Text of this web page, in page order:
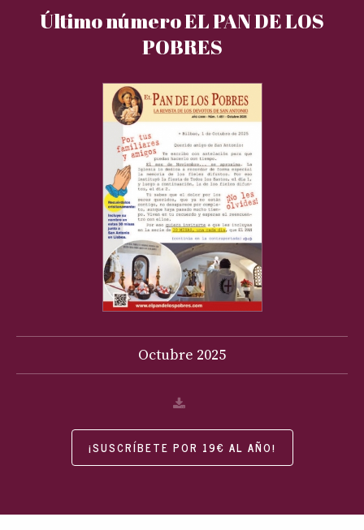
Último número EL PAN DE LOS
POBRES
Octubre 2025
¡SUSCRÍBETE POR 19€ AL AÑO!